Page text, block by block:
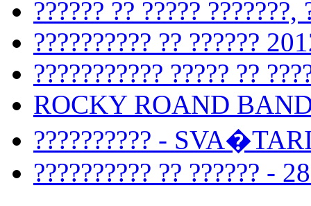
?????? ?? ????? ???????,
?????????? ?? ??????
??????????? ????? ??
ROCKY ROAND
?????????? -
?????????? ?? ?????? -